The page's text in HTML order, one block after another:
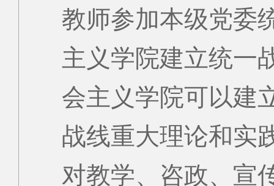
教师参加本级党委
主义学院建立统一
会主义学院可以建
战线重大理论和实
对教学、咨政、宣